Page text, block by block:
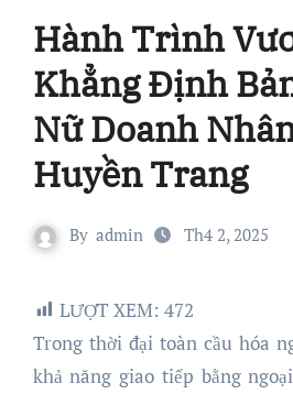
Hành Trình
Khẳng Định
Nữ Doanh
Huyền Trang
By admin Th4 2, 2025
LƯỢT XEM: 472
Trong thời đại toàn cầu hóa ngày nay, việc sở hữu
khả năng giao tiếp bằng